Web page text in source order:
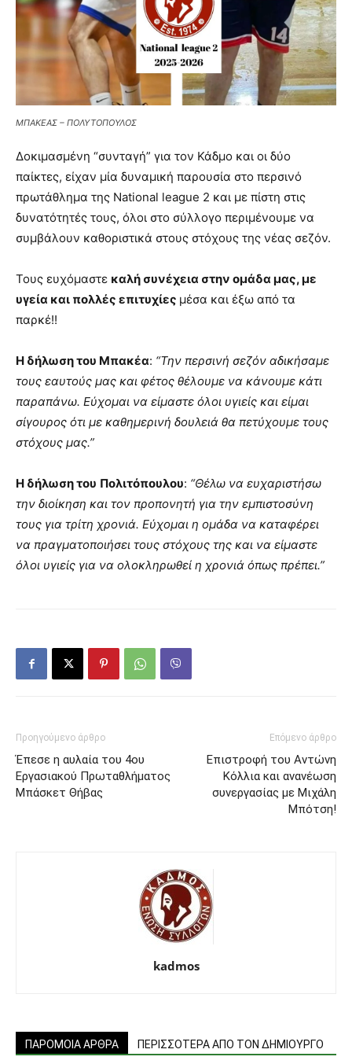
ΜΠΑΚΕΑΣ – ΠΟΛΥΤΟΠΟΥΛΟΣ
Δοκιμασμένη “συνταγή” για τον Κάδμο και οι δύο
παίκτες, είχαν μία δυναμική παρουσία στο περσινό
πρωτάθλημα της National league 2 και με πίστη στις
δυνατότητές τους, όλοι στο σύλλογο περιμένουμε να
συμβάλουν καθοριστικά στους στόχους της νέας σεζόν.
Τους ευχόμαστε καλή συνέχεια στην ομάδα μας, με
υγεία και πολλές επιτυχίες μέσα και έξω από τα
παρκέ!!
H δήλωση του Μπακέα: “Την περσινή σεζόν αδικήσαμε
τους εαυτούς μας και φέτος θέλουμε να κάνουμε κάτι
παραπάνω. Εύχομαι να είμαστε όλοι υγιείς και είμαι
σίγουρος ότι με καθημερινή δουλειά θα πετύχουμε τους
στόχους μας.”
H δήλωση του Πολιτόπουλου: “Θέλω να ευχαριστήσω
την διοίκηση και τον προπονητή για την εμπιστοσύνη
τους για τρίτη χρονιά. Εύχομαι η ομάδα να καταφέρει
να πραγματοποιήσει τους στόχους της και να είμαστε
όλοι υγιείς για να ολοκληρωθεί η χρονιά όπως πρέπει.”
Προηγούμενο άρθρο
Έπεσε η αυλαία του 4ου
Εργασιακού Πρωταθλήματος
Μπάσκετ Θήβας
Επόμενο άρθρο
Επιστροφή του Αντώνη
Κόλλια και ανανέωση
συνεργασίας με Μιχάλη
Μπότση!
kadmos
ΠΑΡΟΜΟΙΑ ΑΡΘΡΑ ΠΕΡΙΣΣΟΤΕΡΑ ΑΠΟ ΤΟΝ ΔΗΜΙΟΥΡΓΟ